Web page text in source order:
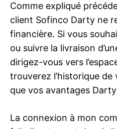
Comme expliqué
client Sofinco Darty ne
financière. Si vous
ou suivre la livraison
dirigez-vous vers
trouverez l’historique
que vos avantages
La connexion à mon